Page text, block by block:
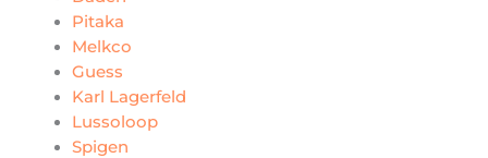
Pitaka
Melkco
Guess
Karl Lagerfeld
Lussoloop
Spigen